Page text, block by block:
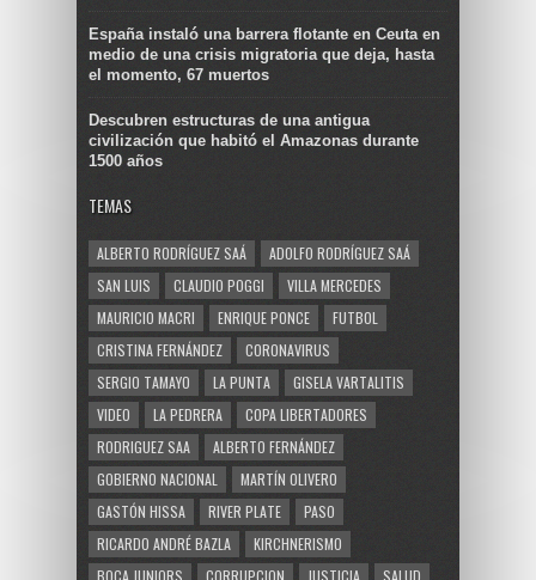
España instaló una barrera flotante en Ceuta en
medio de una crisis migratoria que deja, hasta
el momento, 67 muertos
Descubren estructuras de una antigua
civilización que habitó el Amazonas durante
1500 años
TEMAS
ALBERTO RODRÍGUEZ SAÁ
ADOLFO RODRÍGUEZ SAÁ
SAN LUIS
CLAUDIO POGGI
VILLA MERCEDES
MAURICIO MACRI
ENRIQUE PONCE
FUTBOL
CRISTINA FERNÁNDEZ
CORONAVIRUS
SERGIO TAMAYO
LA PUNTA
GISELA VARTALITIS
VIDEO
LA PEDRERA
COPA LIBERTADORES
RODRIGUEZ SAA
ALBERTO FERNÁNDEZ
GOBIERNO NACIONAL
MARTÍN OLIVERO
GASTÓN HISSA
RIVER PLATE
PASO
RICARDO ANDRÉ BAZLA
KIRCHNERISMO
BOCA JUNIORS
CORRUPCION JUSTICIA SALUD